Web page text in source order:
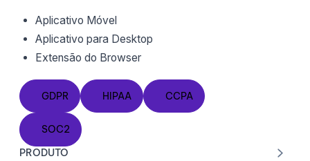
Aplicativo Móvel
Aplicativo para Desktop
Extensão do Browser
GDPR
GDPR
HIPAA
HIPAA
CCPA
CCPA
SOC2
SOC2
PRODUTO